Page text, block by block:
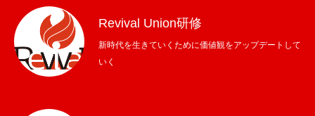
Revival Union研修
新時代を生きていくために価値観をアップデートして
いく